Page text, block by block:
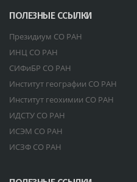
ПОЛЕЗНЫЕ ССЫЛКИ
Президиум СО РАН
ИНЦ СО РАН
СИФиБР СО РАН
Институт географии СО РАН
Институт геохимии СО РАН
ИДСТУ СО РАН
ИСЭМ СО РАН
ИСЗФ СО РАН